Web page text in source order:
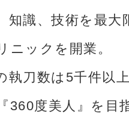
知識、技術を最大
ニックを開業。
執刀数は5千件以
360度美人』を目